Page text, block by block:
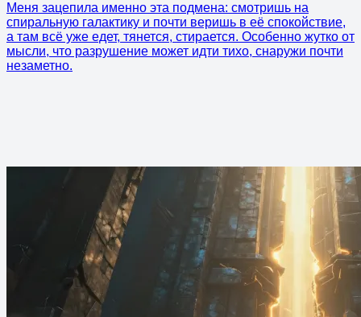
Меня зацепила именно эта подмена: смотришь на
спиральную галактику и почти веришь в её спокойствие,
а там всё уже едет, тянется, стирается. Особенно жутко от
мысли, что разрушение может идти тихо, снаружи почти
незаметно.